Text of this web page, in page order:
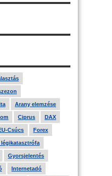
Arany elemzése
Ciprus DAX
Csúcs Forex
légikatasztrófa
Gyorsjelentés
Internetadó